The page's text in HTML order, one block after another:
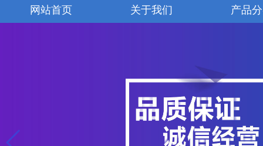
网站首页 关于我们 产品